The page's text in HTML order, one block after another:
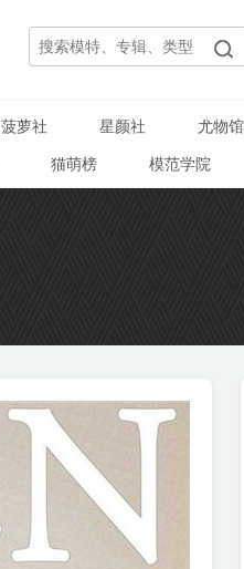
菠萝社 星颜社 尤物馆
猫萌榜 模范学院